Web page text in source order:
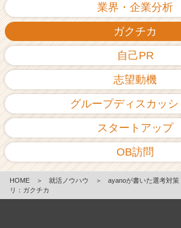
業界・企業分析
ガクチカ
自己PR
志望動機
グループディスカッシ
スタートアップ
OB訪問
HOME ＞ 就活ノウハウ ＞ ayanoが書いた選考対策
リ：ガクチカ